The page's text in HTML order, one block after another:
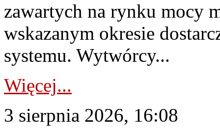
zawartych na rynku mocy
wskazanym okresie
systemu. Wytwórcy...
Więcej...
3 sierpnia 2026, 16:08